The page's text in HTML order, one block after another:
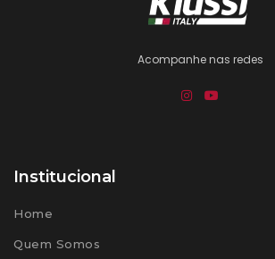
Acompanhe nas redes
Institucional
Home
Quem Somos